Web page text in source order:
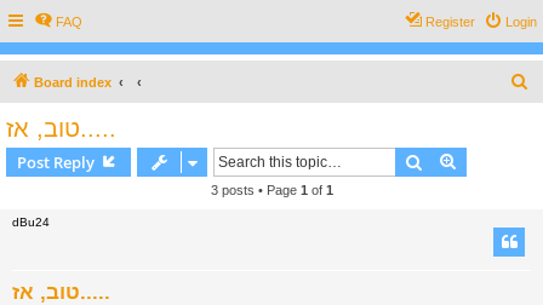
FAQ Login
Register
Board index
טוב, אז.....
Post Reply Search
3 posts • Page 1 of 1
dBu24
טוב, אז.....